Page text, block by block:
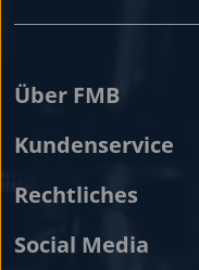
Über FMB
Kundenservice
Rechtliches
Social Media